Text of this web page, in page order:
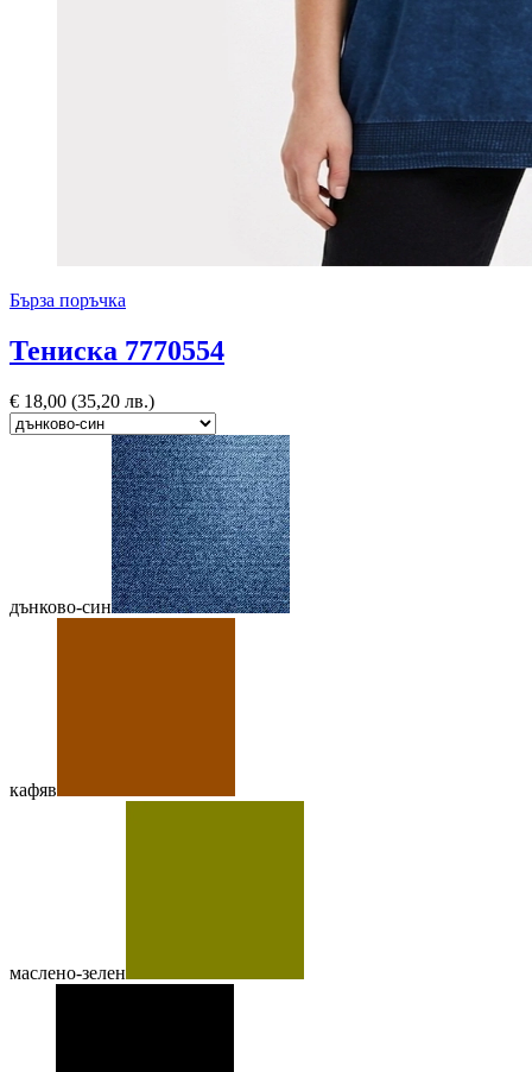
Бърза поръчка
Тениска 7770554
€ 18,00 (35,20 лв.)
дънково-син
кафяв
маслено-зелен